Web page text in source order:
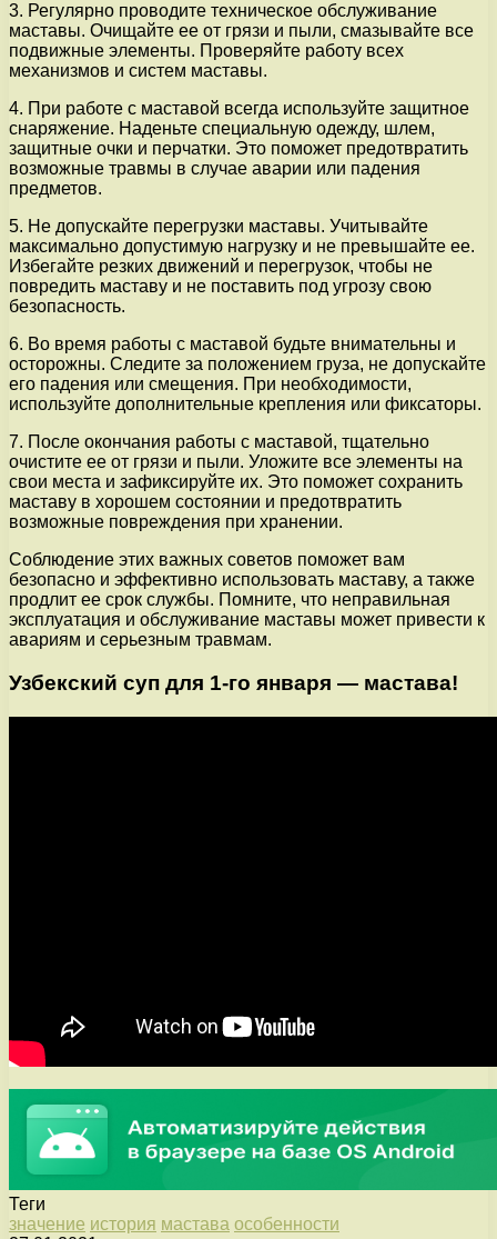
3. Регулярно проводите техническое обслуживание
маставы. Очищайте ее от грязи и пыли, смазывайте все
подвижные элементы. Проверяйте работу всех
механизмов и систем маставы.
4. При работе с маставой всегда используйте защитное
снаряжение. Наденьте специальную одежду, шлем,
защитные очки и перчатки. Это поможет предотвратить
возможные травмы в случае аварии или падения
предметов.
5. Не допускайте перегрузки маставы. Учитывайте
максимально допустимую нагрузку и не превышайте ее.
Избегайте резких движений и перегрузок, чтобы не
повредить маставу и не поставить под угрозу свою
безопасность.
6. Во время работы с маставой будьте внимательны и
осторожны. Следите за положением груза, не допускайте
его падения или смещения. При необходимости,
используйте дополнительные крепления или фиксаторы.
7. После окончания работы с маставой, тщательно
очистите ее от грязи и пыли. Уложите все элементы на
свои места и зафиксируйте их. Это поможет сохранить
маставу в хорошем состоянии и предотвратить
возможные повреждения при хранении.
Соблюдение этих важных советов поможет вам
безопасно и эффективно использовать маставу, а также
продлит ее срок службы. Помните, что неправильная
эксплуатация и обслуживание маставы может привести к
авариям и серьезным травмам.
Узбекский суп для 1-го января — мастава!
Теги
значение история мастава особенности